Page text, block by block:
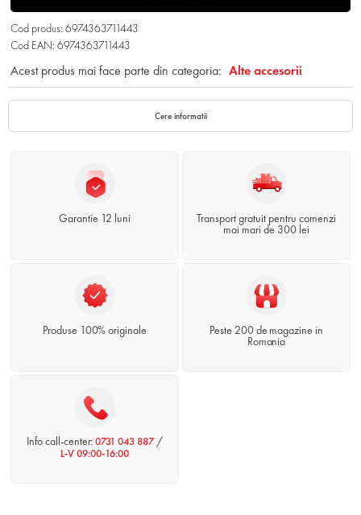
Cod produs: 6974363711443
Cod EAN: 6974363711443
Acest produs mai face parte din categoria: Alte accesorii
Cere informatii
Garantie 12 luni
Transport gratuit pentru comenzi
mai mari de 300 lei
Produse 100% originale
Peste 200 de magazine in
Romania
Info call-center:0731 043 887 /
L-V 09:00-16:00